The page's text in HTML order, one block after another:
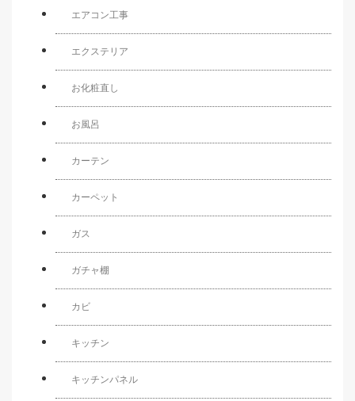
エアコン工事
エクステリア
お化粧直し
お風呂
カーテン
カーペット
ガス
ガチャ棚
カビ
キッチン
キッチンパネル